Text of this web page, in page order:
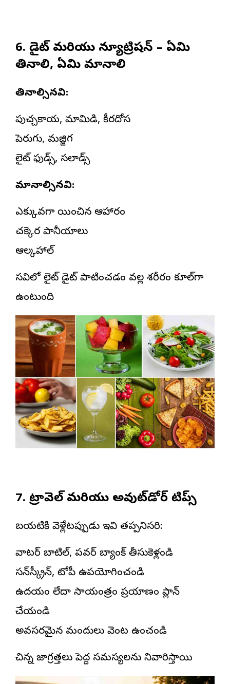
6. డైట్ మరియు న్యూట్రిషన్ – ఏమి
తినాలి, ఏమి మానాలి
తినాల్సినవి:
పుచ్చకాయ, మామిడి, కీరదోస
పెరుగు, మజ్జిగ
లైట్ ఫుడ్స్, సలాడ్స్
మానాల్సినవి:
ఎక్కువగా వేయించిన ఆహారం
చక్కెర పానీయాలు
ఆల్కహాల్
వేసవిలో లైట్ డైట్ పాటించడం వల్ల శరీరం కూల్‌గా
ఉంటుంది
7. ట్రావెల్ మరియు అవుట్‌డోర్ టిప్స్
బయటికి వెళ్లేటప్పుడు ఇవి తప్పనిసరి:
వాటర్ బాటిల్, పవర్ బ్యాంక్ తీసుకెళ్లండి
సన్‌స్క్రీన్, టోపీ ఉపయోగించండి
ఉదయం లేదా సాయంత్రం ప్రయాణం ప్లాన్
చేయండి
అవసరమైన మందులు వెంట ఉంచండి
చిన్న జాగ్రత్తలు పెద్ద సమస్యలను నివారిస్తాయి